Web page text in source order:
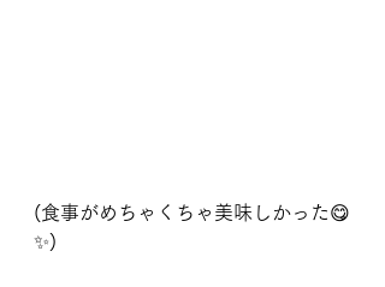
(食事がめちゃくちゃ美味しかった😋
✨)